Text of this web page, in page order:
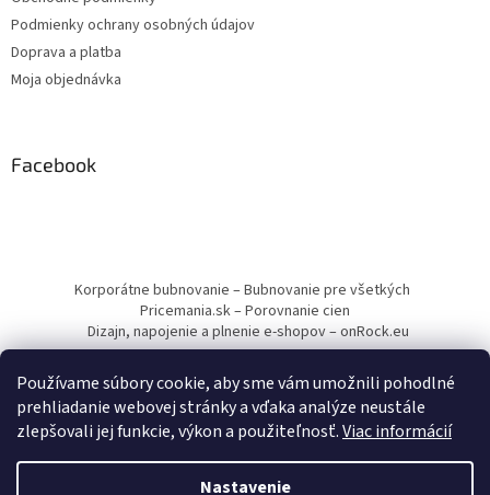
Používame súbory cookie, aby sme vám umožnili pohodlné
prehliadanie webovej stránky a vďaka analýze neustále
zlepšovali jej funkcie, výkon a použiteľnosť.Viac informácií
Nastavenie
Podmienky ochrany osobných údajov
Doprava a platba
Moja objednávka
Facebook
Korporátne bubnovanie – Bubnovanie pre všetkých
Pricemania.sk – Porovnanie cien
Dizajn, napojenie a plnenie e-shopov – onRock.eu